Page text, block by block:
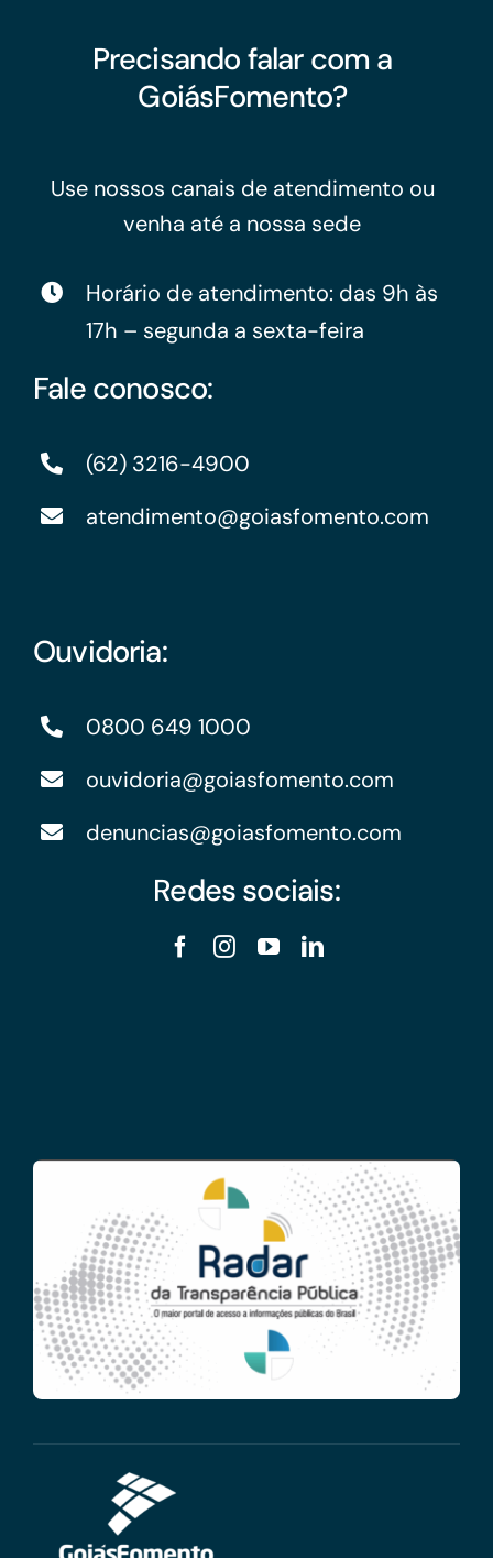
Precisando falar com a
GoiásFomento?
Use nossos canais de atendimento ou
venha até a nossa sede
Horário de atendimento: das 9h às
17h – segunda a sexta-feira
Fale conosco:
(62) 3216-4900
atendimento@goiasfomento.com
Ouvidoria:
0800 649 1000
ouvidoria@goiasfomento.com
denuncias@goiasfomento.com
Redes sociais: